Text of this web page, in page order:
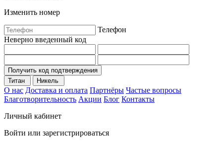
Изменить номер
Телефон
Неверно введенный код
Получить код подтверждения
Титан
Никель
О нас Доставка и оплата Партнёры Частые вопросы
Благотворительность Акции Блог Контакты
Личный кабинет
Войти или зарегистрироваться